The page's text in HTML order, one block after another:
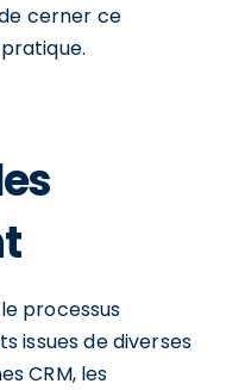
cerner ce
processus
issues de diverses
CRM, les